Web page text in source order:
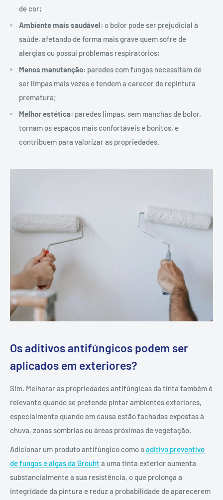
de cor;
Ambiente mais saudável: o bolor pode ser prejudicial à
saúde, afetando de forma mais grave quem sofre de
alergias ou possui problemas respiratórios;
Menos manutenção: paredes com fungos necessitam de
ser limpas mais vezes e tendem a carecer de repintura
prematura;
Melhor estética: paredes limpas, sem manchas de bolor,
tornam os espaços mais confortáveis e bonitos, e
contribuem para valorizar as propriedades.
Os aditivos antifúngicos podem ser
aplicados em exteriores?
Sim. Melhorar as propriedades antifúngicas da tinta também é
relevante quando se pretende pintar ambientes exteriores,
especialmente quando em causa estão fachadas expostas à
chuva, zonas sombrias ou áreas próximas de vegetação.
Adicionar um produto antifúngico como oaditivo preventivo
de fungos e algas da Grouht a uma tinta exterior aumenta
substancialmente a sua resistência, o que prolonga a
integridade da pintura e reduz a probabilidade de aparecerem